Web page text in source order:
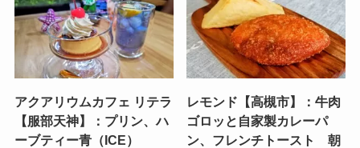
アクアリウムカフェ リテラ
【服部天神】：プリン、ハ
ーブティー青（ICE）
レモンド【高槻市】：牛肉
ゴロッと自家製カレーパ
ン、フレンチトースト 朝